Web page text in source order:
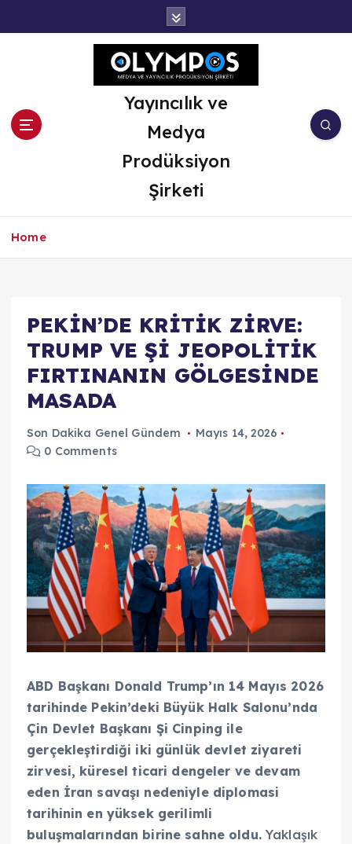
Yayıncılık ve
Medya
Prodüksiyon
Şirketi
Home
PEKİN’DE KRİTİK ZİRVE:
TRUMP VE Şİ JEOPOLİTİK
FIRTINANIN GÖLGESİNDE
MASADA
Son Dakika Genel Gündem
Mayıs 14, 2026
0 Comments
ABD Başkanı Donald Trump’ın 14 Mayıs 2026
tarihinde Pekin’deki Büyük Halk Salonu’nda
Çin Devlet Başkanı Şi Cinping ile
gerçekleştirdiği iki günlük devlet ziyareti
zirvesi, küresel ticari dengeler ve devam
eden İran savaşı nedeniyle diplomasi
tarihinin en yüksek gerilimli
buluşmalarından birine sahne oldu.Yaklaşık